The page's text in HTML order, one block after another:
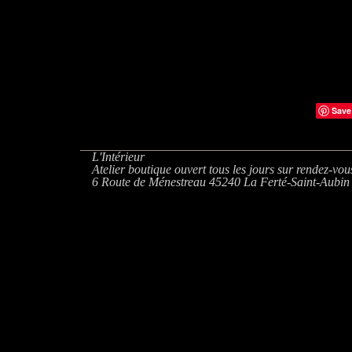
Save
L'Intérieur
Atelier boutique ouvert tous les jours sur rendez-
6 Route de Ménestreau 45240 La Ferté-Saint-Aubin